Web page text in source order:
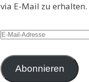
via E-Mail zu erhalten.
E-
Adresse
Abonnieren